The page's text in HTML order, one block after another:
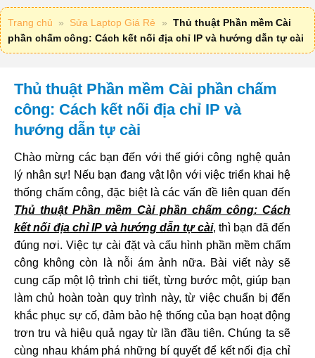
Trang chủ » Sửa Laptop Giá Rẻ » Thủ thuật Phần mềm Cài
phần chấm công: Cách kết nối địa chỉ IP và hướng dẫn tự cài
Thủ thuật Phần mềm Cài phần chấm
công: Cách kết nối địa chỉ IP và
hướng dẫn tự cài
Chào mừng các bạn đến với thế giới công nghệ quản
lý nhân sự! Nếu bạn đang vật lộn với việc triển khai hệ
thống chấm công, đặc biệt là các vấn đề liên quan đến
Thủ thuật Phần mềm Cài phần chấm công: Cách
kết nối địa chỉ IP và hướng dẫn tự cài, thì bạn đã đến
đúng nơi. Việc tự cài đặt và cấu hình phần mềm chấm
công không còn là nỗi ám ảnh nữa. Bài viết này sẽ
cung cấp một lộ trình chi tiết, từng bước một, giúp bạn
làm chủ hoàn toàn quy trình này, từ việc chuẩn bị đến
khắc phục sự cố, đảm bảo hệ thống của bạn hoạt động
trơn tru và hiệu quả ngay từ lần đầu tiên. Chúng ta sẽ
cùng nhau khám phá những bí quyết để kết nối địa chỉ